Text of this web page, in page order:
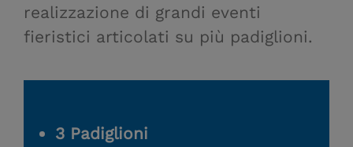
realizzazione di grandi eventi
fieristici articolati su più padiglioni.
3 Padiglioni